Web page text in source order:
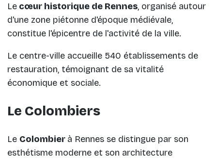
Le cœur historique de Rennes, organisé autour
d'une zone piétonne d'époque médiévale,
constitue l'épicentre de l'activité de la ville.
Le centre-ville accueille 540 établissements de
restauration, témoignant de sa vitalité
économique et sociale.
Le Colombiers
Le Colombier à Rennes se distingue par son
esthétisme moderne et son architecture